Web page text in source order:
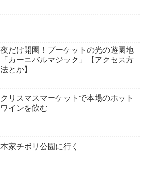
夜だけ開園！プーケットの光の遊園地
「カーニバルマジック」【アクセス方
法とか】
クリスマスマーケットで本場のホット
ワインを飲む
本家チボリ公園に行く